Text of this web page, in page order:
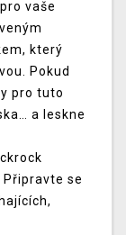
vaše
který
Pokud
pro tuto
a leskne
se